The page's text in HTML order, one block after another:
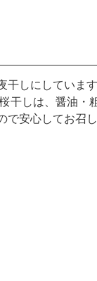
しにしています
干しは、醤油
安心してお召